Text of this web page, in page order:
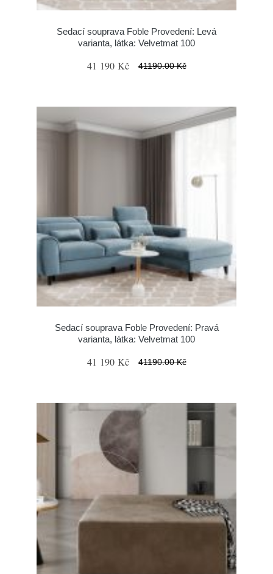
Sedací souprava Foble Provedení: Levá
varianta, látka: Velvetmat 100
41 190 Kč 41190.00 Kč
Sedací souprava Foble Provedení: Pravá
varianta, látka: Velvetmat 100
41 190 Kč 41190.00 Kč